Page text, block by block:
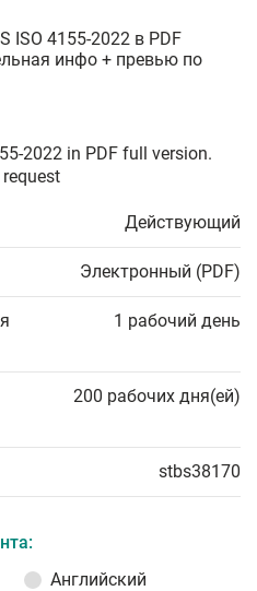
ISO 4155-2022 в PDF
инфо + превью по
2022 in PDF full version.
Действующий
Электронный (PDF)
1 рабочий день
200 рабочих дня(ей)
stbs38170
Английский